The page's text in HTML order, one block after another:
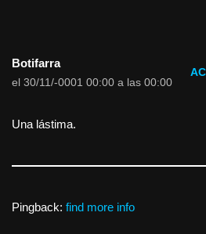
Botifarra
el 30/11/-0001 00:00 a las 00:00
Una lástima.
Pingback: find more info